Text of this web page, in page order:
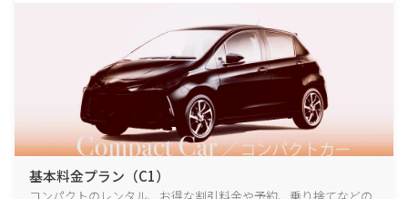
基本料金プラン（C1）